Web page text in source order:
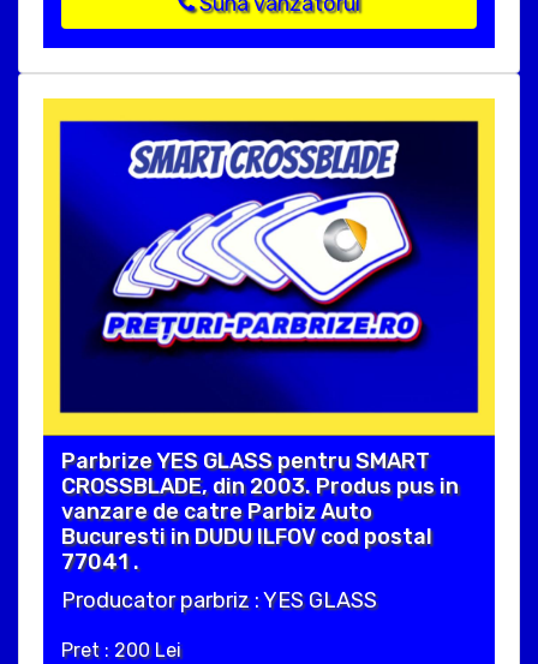
Parbrize YES GLASS pentru SMART
CROSSBLADE, din 2003. Produs pus in
vanzare de catre Parbiz Auto
Bucuresti in DUDU ILFOV cod postal
77041 .
Producator parbriz : YES GLASS
Pret : 200 Lei